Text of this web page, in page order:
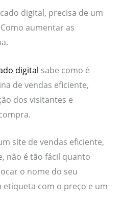
digital, precisa de um
aumentar as
digital sabe como é
de vendas eficiente,
dos visitantes e
site de vendas eficiente,
não é tão fácil quanto
o nome do seu
com o preço e um